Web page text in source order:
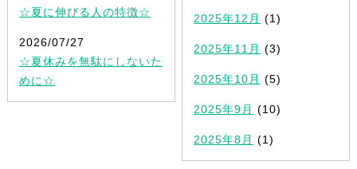
☆夏に伸びる人の特徴☆
2026/07/27
☆夏休みを無駄にしないた
めに☆
2025年12月 (1)
2025年11月 (3)
2025年10月 (5)
2025年9月 (10)
2025年8月 (1)